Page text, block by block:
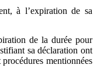
à l’expiration de sa
de la durée pour
sa déclaration ont
mentionnées